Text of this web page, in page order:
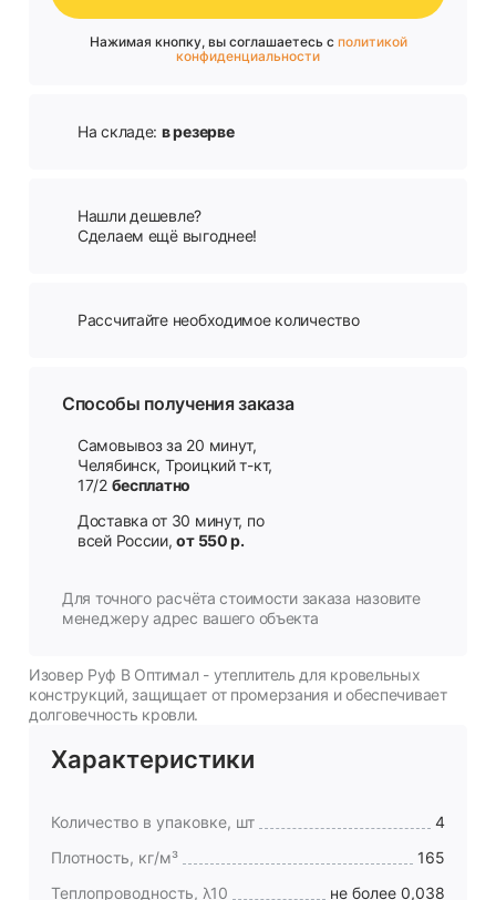
Нажимая кнопку, вы соглашаетесь с политикой
конфиденциальности
На складе: в резерве
Нашли дешевле?
Сделаем ещё выгоднее!
Рассчитайте необходимое количество
Способы получения заказа
Самовывоз за 20 минут,
Челябинск, Троицкий т-кт,
17/2 бесплатно
Доставка от 30 минут, по
всей России,от 550 р.
Для точного расчёта стоимости заказа назовите
менеджеру адрес вашего объекта
Изовер Руф B Оптимал - утеплитель для кровельных
конструкций, защищает от промерзания и обеспечивает
долговечность кровли.
Характеристики
Количество в упаковке, шт
4
Плотность, кг/м³
165
Теплопроводность, λ10
не более 0,038